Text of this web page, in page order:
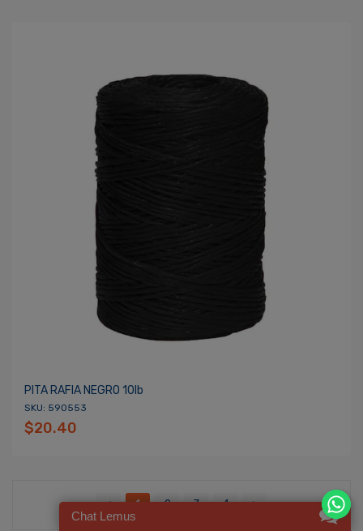
PITA RAFIA NEGRO 10lb
SKU: 590553
$20.40
1 2 3
4
Chat Lemus